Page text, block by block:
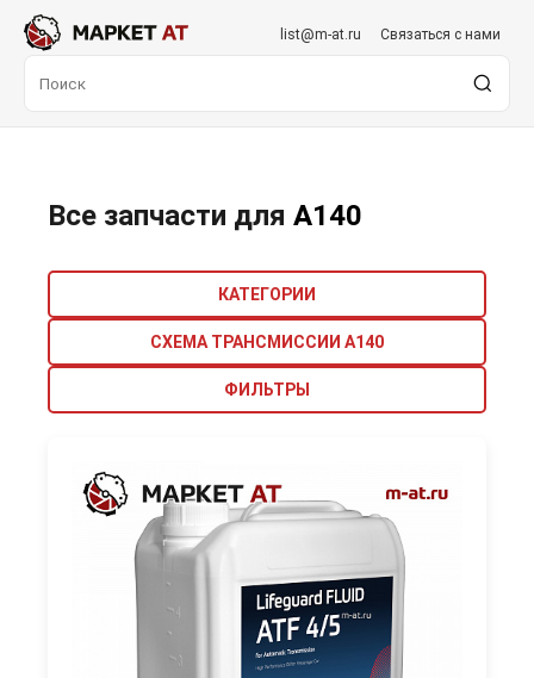
list@m-at.ru Связаться с нами
Все запчасти для A140
КАТЕГОРИИ
СХЕМА ТРАНСМИССИИ A140
ФИЛЬТРЫ